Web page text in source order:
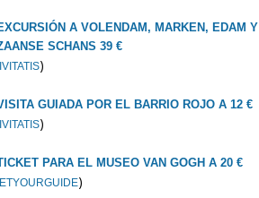
A VOLENDAM, MARKEN, EDAM Y
SCHANS 39 €
)
GUIADA POR EL BARRIO ROJO A 12 €
)
PARA EL MUSEO VAN GOGH A 20 €
)